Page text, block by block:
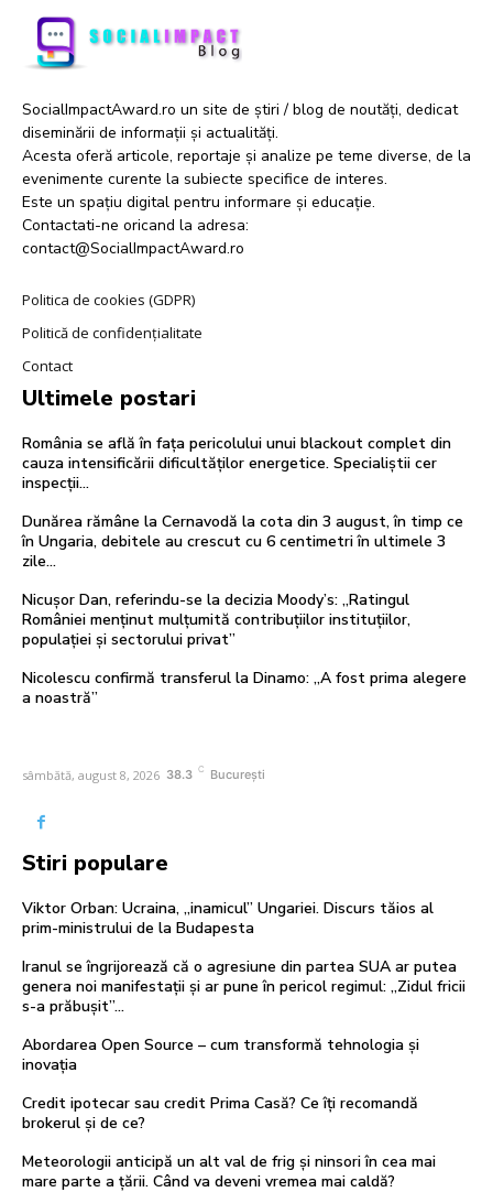
SocialImpactAward.ro un site de știri / blog de noutăți, dedicat
diseminării de informații și actualități.
Acesta oferă articole, reportaje și analize pe teme diverse, de la
evenimente curente la subiecte specifice de interes.
Este un spațiu digital pentru informare și educație.
Contactati-ne oricand la adresa:
contact@SocialImpactAward.ro
Politica de cookies (GDPR)
Politică de confidențialitate
Contact
Ultimele postari
România se află în fața pericolului unui blackout complet din
cauza intensificării dificultăților energetice. Specialiștii cer
inspecții…
Dunărea rămâne la Cernavodă la cota din 3 august, în timp ce
în Ungaria, debitele au crescut cu 6 centimetri în ultimele 3
zile...
Nicușor Dan, referindu-se la decizia Moody’s: „Ratingul
României menținut mulțumită contribuțiilor instituțiilor,
populației și sectorului privat”
Nicolescu confirmă transferul la Dinamo: „A fost prima alegere
a noastră”
sâmbătă, august 8, 2026 38.3 C București
Stiri populare
Viktor Orban: Ucraina, „inamicul” Ungariei. Discurs tăios al
prim-ministrului de la Budapesta
Iranul se îngrijorează că o agresiune din partea SUA ar putea
genera noi manifestații și ar pune în pericol regimul: „Zidul fricii
s-a prăbușit”...
Abordarea Open Source – cum transformă tehnologia și
inovația
Credit ipotecar sau credit Prima Casă? Ce îți recomandă
brokerul și de ce?
Meteorologii anticipă un alt val de frig și ninsori în cea mai
mare parte a țării. Când va deveni vremea mai caldă?